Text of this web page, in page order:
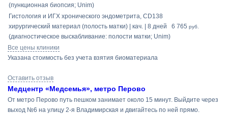
(пункционная биопсия; Unim)
Гистология и ИГХ хронического эндометрита, СD138
хирургический материал (полость матки) | кач. | 8 дней
(диагностическое выскабливание: полости матки; Unim)
6 765 руб.
Все цены клиники
Указана стоимость без учета взятия биоматериала
Оставить отзыв
Медцентр «Медсемья», метро Перово
От метро Перово путь пешком занимает около 15 минут. Выйдите через
выход №6 на улицу 2-я Владимирская и двигайтесь по ней прямо.